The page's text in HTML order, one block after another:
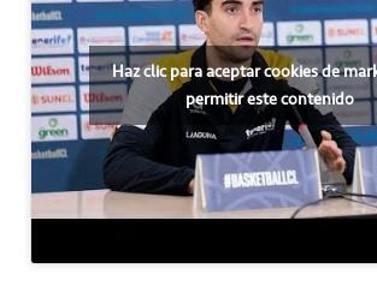
Haz clic para aceptar cookies de
permitir este contenido